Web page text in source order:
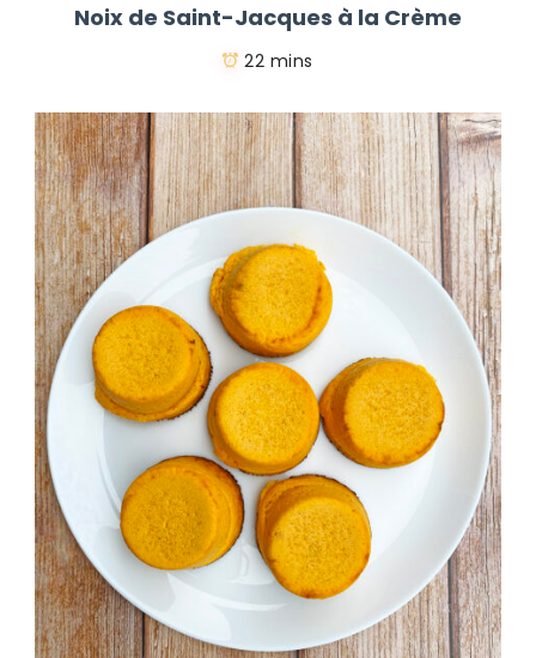
Noix de Saint-Jacques à la Crème
22 mins